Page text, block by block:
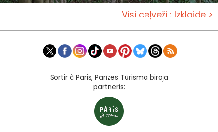
Visi ceļveži : Izklaide >
Sortir à Paris, Parīzes Tūrisma biroja
partneris: